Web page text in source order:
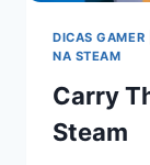
DICAS GAMER
NA STEAM
Carry
Steam